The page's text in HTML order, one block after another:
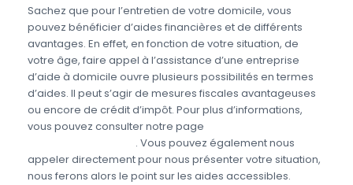
Sachez que pour l’entretien de votre domicile, vous
pouvez bénéficier d’aides financières et de différents
avantages. En effet, en fonction de votre situation, de
votre âge, faire appel à l’assistance d’une entreprise
d’aide à domicile ouvre plusieurs possibilités en termes
d’aides. Il peut s’agir de mesures fiscales avantageuses
ou encore de crédit d’impôt. Pour plus d’informations,
vous pouvez consulter notre page
. Vous pouvez également nous
appeler directement pour nous présenter votre situation,
nous ferons alors le point sur les aides accessibles.